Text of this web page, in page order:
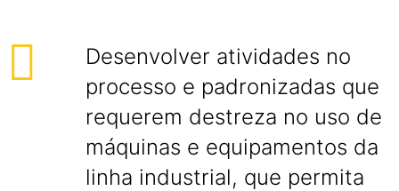
Desenvolver atividades no
processo e padronizadas que
requerem destreza no uso de
máquinas e equipamentos da
linha industrial, que permita